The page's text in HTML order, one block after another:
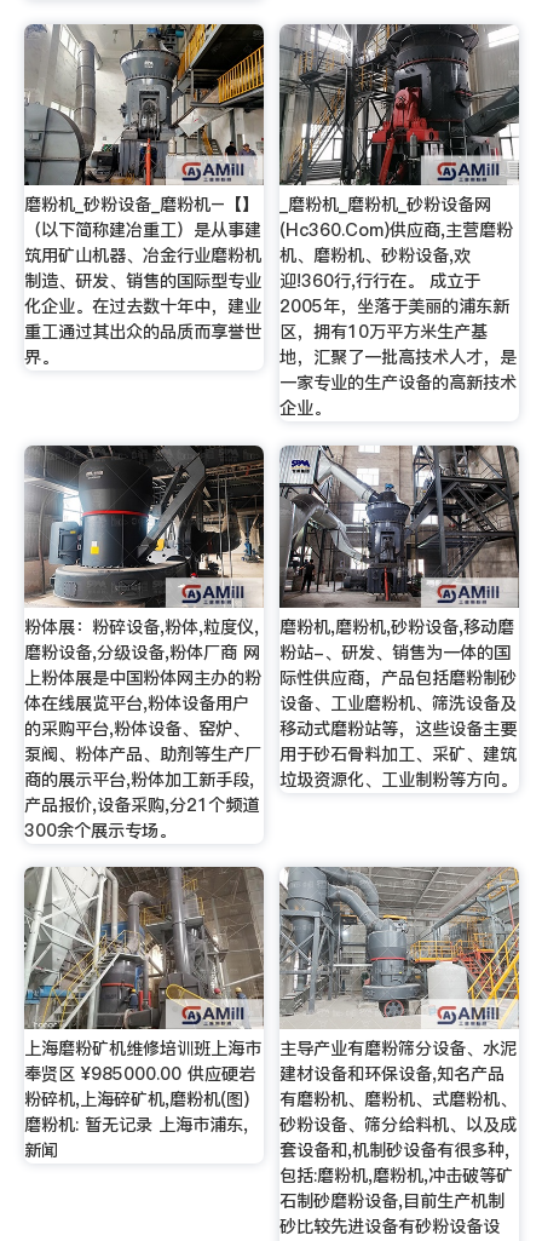
磨粉机_砂粉设备_磨粉机–【】
（以下简称建冶重工）是从事建
筑用矿山机器、冶金行业磨粉机
制造、研发、销售的国际型专业
化企业。在过去数十年中，建业
重工通过其出众的品质而享誉世
界。
_磨粉机_磨粉机_砂粉设备网
(Hc360.Com)供应商,主营磨粉
机、磨粉机、砂粉设备,欢
迎!360行,行行在。 成立于
2005年，坐落于美丽的浦东新
区，拥有10万平方米生产基
地，汇聚了一批高技术人才，是
一家专业的生产设备的高新技术
企业。
粉体展：粉碎设备,粉体,粒度仪,
磨粉设备,分级设备,粉体厂商 网
上粉体展是中国粉体网主办的粉
体在线展览平台,粉体设备用户
的采购平台,粉体设备、窑炉、
泵阀、粉体产品、助剂等生产厂
商的展示平台,粉体加工新手段,
产品报价,设备采购,分21个频道
300余个展示专场。
磨粉机,磨粉机,砂粉设备,移动磨
粉站-、研发、销售为一体的国
际性供应商，产品包括磨粉制砂
设备、工业磨粉机、筛洗设备及
移动式磨粉站等，这些设备主要
用于砂石骨料加工、采矿、建筑
垃圾资源化、工业制粉等方向。
上海磨粉矿机维修培训班上海市
奉贤区 ¥985000.00 供应硬岩
粉碎机,上海碎矿机,磨粉机(图)
磨粉机: 暂无记录 上海市浦东,
新闻
主导产业有磨粉筛分设备、水泥
建材设备和环保设备,知名产品
有磨粉机、磨粉机、式磨粉机、
砂粉设备、筛分给料机、以及成
套设备和,机制砂设备有很多种,
包括:磨粉机,磨粉机,冲击破等矿
石制砂磨粉设备,目前生产机制
砂比较先进设备有砂粉设备设